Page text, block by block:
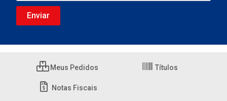
Meus Pedidos Títulos
Notas Fiscais